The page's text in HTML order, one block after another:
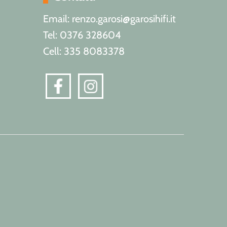
Email: renzo.garosi@garosihifi.it
Tel: 0376 328604
Cell: 335 8083378